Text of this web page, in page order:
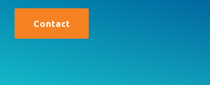
Contact